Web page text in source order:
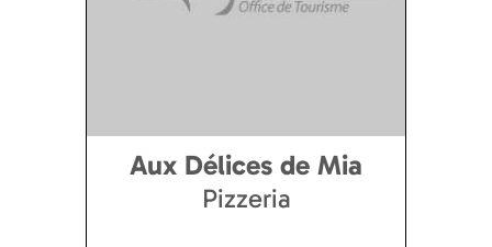
Aux Délices de Mia
Pizzeria